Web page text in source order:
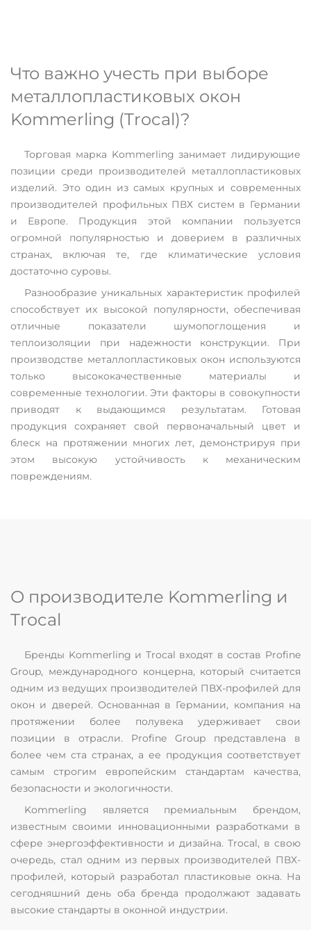
Что важно учесть при выборе
металлопластиковых окон
Kommerling (Trocal)?
Торговая марка Kommerling занимает лидирующие
позиции среди производителей металлопластиковых
изделий. Это один из самых крупных и современных
производителей профильных ПВХ систем в Германии
и Европе. Продукция этой компании пользуется
огромной популярностью и доверием в различных
странах, включая те, где климатические условия
достаточно суровы.
Разнообразие уникальных характеристик профилей
способствует их высокой популярности, обеспечивая
отличные показатели шумопоглощения и
теплоизоляции при надежности конструкции. При
производстве металлопластиковых окон используются
только высококачественные материалы и
современные технологии. Эти факторы в совокупности
приводят к выдающимся результатам. Готовая
продукция сохраняет свой первоначальный цвет и
блеск на протяжении многих лет, демонстрируя при
этом высокую устойчивость к механическим
повреждениям.
О производителе Kommerling и
Trocal
Бренды Kommerling и Trocal входят в состав Profine
Group, международного концерна, который считается
одним из ведущих производителей ПВХ-профилей для
окон и дверей. Основанная в Германии, компания на
протяжении более полувека удерживает свои
позиции в отрасли. Profine Group представлена в
более чем ста странах, а ее продукция соответствует
самым строгим европейским стандартам качества,
безопасности и экологичности.
Kommerling является премиальным брендом,
известным своими инновационными разработками в
сфере энергоэффективности и дизайна. Trocal, в свою
очередь, стал одним из первых производителей ПВХ-
профилей, который разработал пластиковые окна. На
сегодняшний день оба бренда продолжают задавать
высокие стандарты в оконной индустрии.